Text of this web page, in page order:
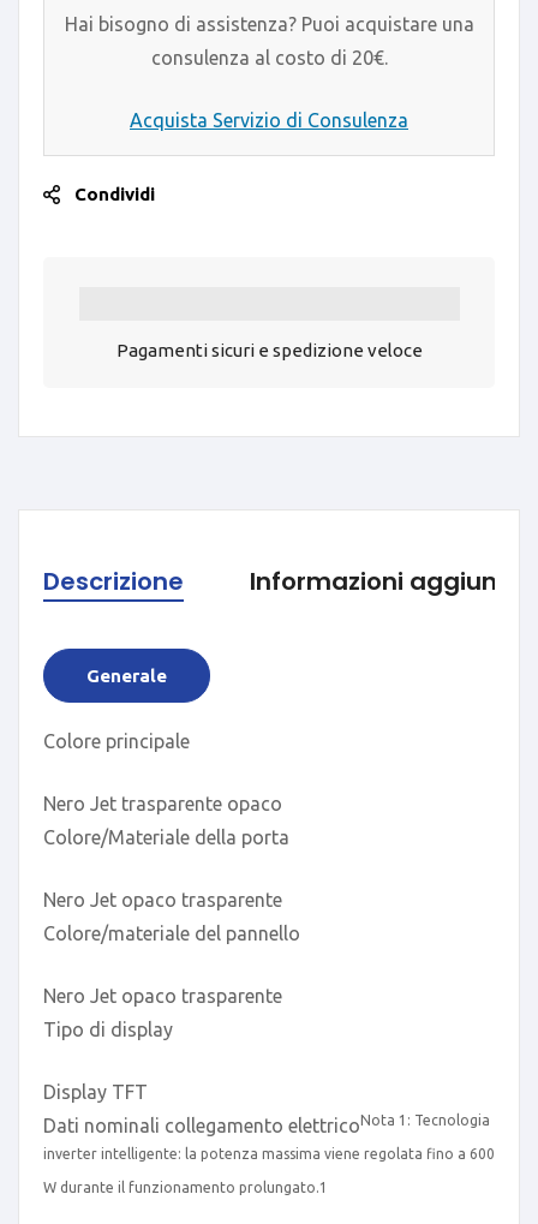
Hai bisogno di assistenza? Puoi acquistare una
consulenza al costo di 20€.
Acquista Servizio di Consulenza
Condividi
Pagamenti sicuri e spedizione veloce
Descrizione Informazioni
Generale
Colore principale
Nero Jet trasparente opaco
Colore/Materiale della porta
Nero Jet opaco trasparente
Colore/materiale del pannello
Nero Jet opaco trasparente
Tipo di display
Display TFT
Dati nominali collegamento elettricoNota 1: Tecnologia
inverter intelligente: la potenza massima viene regolata fino a 600
W durante il funzionamento prolungato.1